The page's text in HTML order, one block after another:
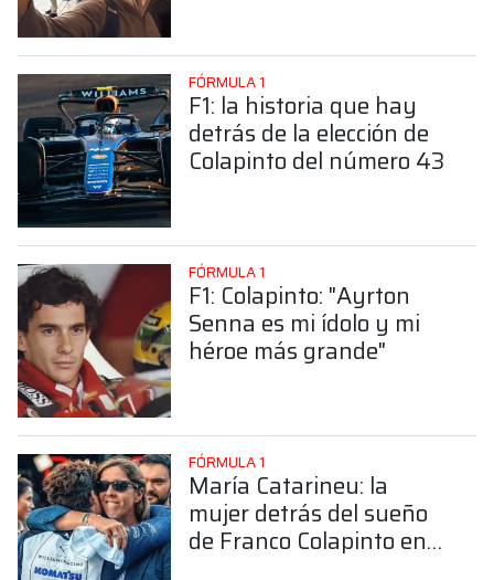
FÓRMULA 1
F1: la historia que hay
detrás de la elección de
Colapinto del número 43
FÓRMULA 1
F1: Colapinto: "Ayrton
Senna es mi ídolo y mi
héroe más grande"
FÓRMULA 1
María Catarineu: la
mujer detrás del sueño
de Franco Colapinto en